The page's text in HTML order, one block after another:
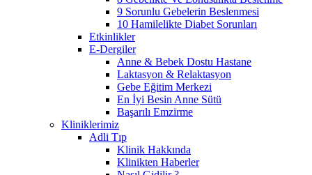
9 Sorunlu Gebelerin Beslenmesi
10 Hamilelikte Diabet Sorunları
Etkinlikler
E-Dergiler
Anne & Bebek Dostu Hastane
Laktasyon & Relaktasyon
Gebe Eğitim Merkezi
En İyi Besin Anne Sütü
Başarılı Emzirme
Kliniklerimiz
Adli Tıp
Klinik Hakkında
Klinikten Haberler